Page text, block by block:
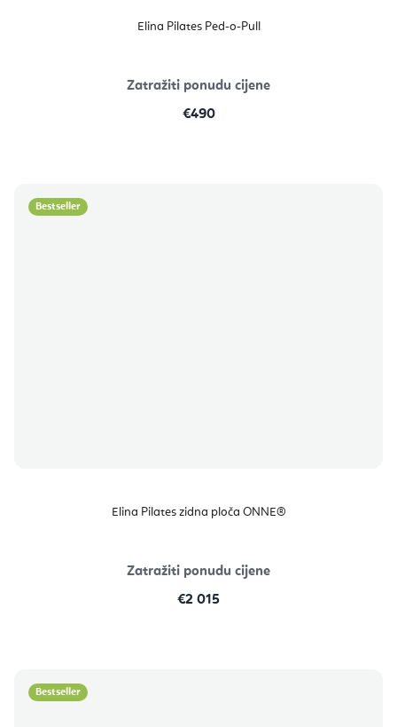
Elina Pilates Ped-o-Pull
Zatražiti ponudu cijene
€490
Bestseller
Elina Pilates zidna ploča ONNE®
Zatražiti ponudu cijene
€2 015
Bestseller